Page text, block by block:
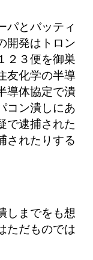
パとバッティ
開発はトロン
２３便を御巣
友化学の半導
導体協定で潰
コン潰しにあ
で逮捕された
されたりする
しまでをも想
ただものでは